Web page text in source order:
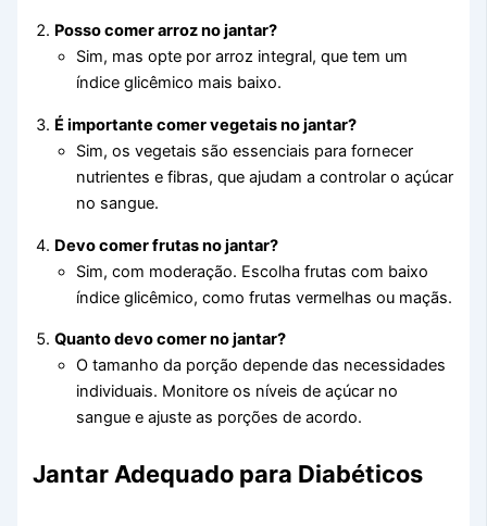
Posso comer arroz no jantar?
Sim, mas opte por arroz integral, que tem um
índice glicêmico mais baixo.
É importante comer vegetais no jantar?
Sim, os vegetais são essenciais para fornecer
nutrientes e fibras, que ajudam a controlar o açúcar
no sangue.
Devo comer frutas no jantar?
Sim, com moderação. Escolha frutas com baixo
índice glicêmico, como frutas vermelhas ou maçãs.
Quanto devo comer no jantar?
O tamanho da porção depende das necessidades
individuais. Monitore os níveis de açúcar no
sangue e ajuste as porções de acordo.
Jantar Adequado para Diabéticos